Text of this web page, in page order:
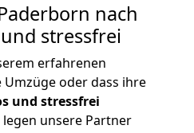
nach
stressfrei
erfahrenen
oder dass ihre
und stressfrei
unsere Partner